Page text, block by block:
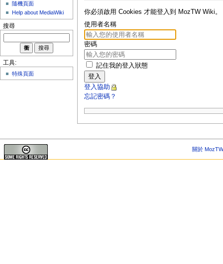
你必須啟用 Cookies 才能登入到 MozTW Wiki。
使用者名稱
密碼
記住我的登入狀態
登入
登入協助
忘記密碼？
隨機頁面
Help about MediaWiki
搜尋
工具:
特殊頁面
關於